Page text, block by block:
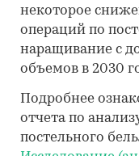
некоторое
операций по
наращивание с
объемов в 2030
Подробнее
отчета по
постельного